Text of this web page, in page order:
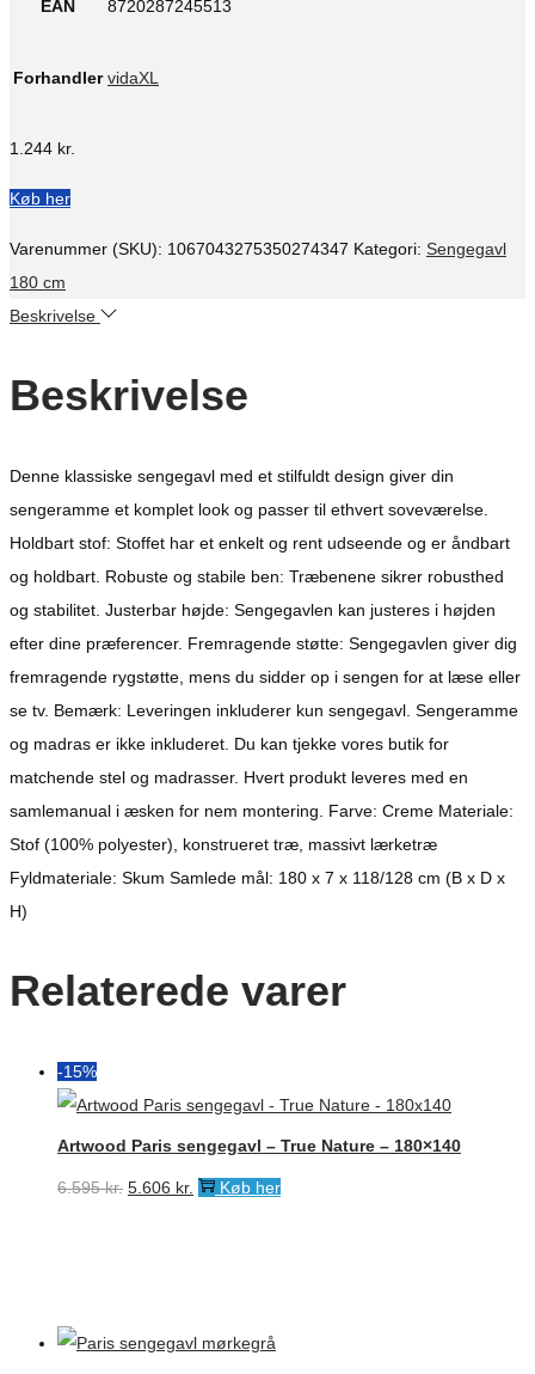
EAN 8720287245513
Forhandler vidaXL
1.244 kr.
Køb her
Varenummer (SKU): 1067043275350274347 Kategori: Sengegavl
180 cm
Beskrivelse
Beskrivelse
Denne klassiske sengegavl med et stilfuldt design giver din
sengeramme et komplet look og passer til ethvert soveværelse.
Holdbart stof: Stoffet har et enkelt og rent udseende og er åndbart
og holdbart. Robuste og stabile ben: Træbenene sikrer robusthed
og stabilitet. Justerbar højde: Sengegavlen kan justeres i højden
efter dine præferencer. Fremragende støtte: Sengegavlen giver dig
fremragende rygstøtte, mens du sidder op i sengen for at læse eller
se tv. Bemærk: Leveringen inkluderer kun sengegavl. Sengeramme
og madras er ikke inkluderet. Du kan tjekke vores butik for
matchende stel og madrasser. Hvert produkt leveres med en
samlemanual i æsken for nem montering. Farve: Creme Materiale:
Stof (100% polyester), konstrueret træ, massivt lærketræ
Fyldmateriale: Skum Samlede mål: 180 x 7 x 118/128 cm (B x D x
H)
Relaterede varer
-15%
Artwood Paris sengegavl – True Nature – 180×140
6.595kr. Den
5.606 kr. DenKøb her